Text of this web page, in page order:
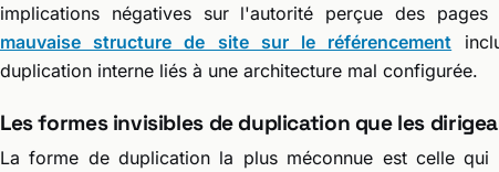
implications négatives sur l'autorité perçue des pages
mauvaise structure de site sur le référencement
duplication interne liés à une architecture mal configurée.
Les formes invisibles de duplication que les
La forme de duplication la plus méconnue est celle qui